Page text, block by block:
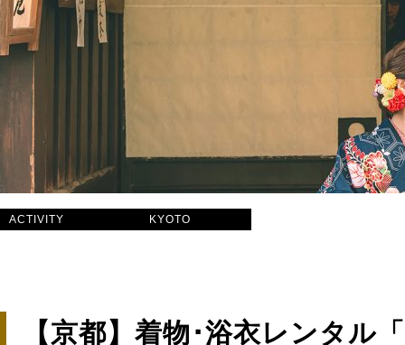
ACTIVITY KYOTO
【京都】着物･浴衣レンタル